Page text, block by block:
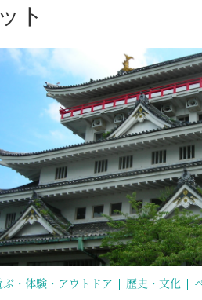
ト
遊ぶ・体験・アウトドア 歴史・文化